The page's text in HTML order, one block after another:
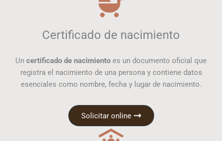
Certificado de nacimiento
Un certificado de nacimiento es un documento oficial que
registra el nacimiento de una persona y contiene datos
esenciales como nombre, fecha y lugar de nacimiento.
Solicitar online